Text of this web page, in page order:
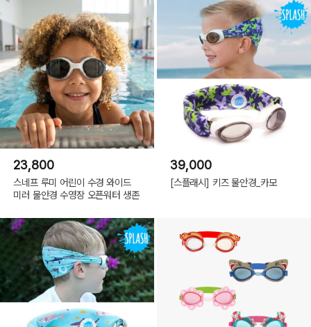
23,800
스네프 루미 어린이 수경 와이드
미러 물안경 수영장 오픈워터 생존
39,000
[스플래시] 키즈 물안경_카모